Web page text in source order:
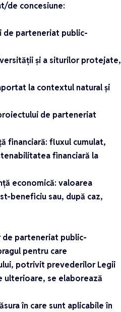
de concesiune:
de parteneriat public-
și a siturilor protejate,
la contextul natural și
de parteneriat
financiară: fluxul cumulat,
financiară la
economică: valoarea
beneficiu sau, după caz,
de parteneriat public-
pentru care
potrivit prevederilor Legii
ulterioare, se elaborează
în care sunt aplicabile în